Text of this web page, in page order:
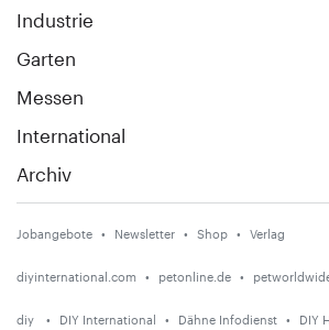
Industrie
Garten
Messen
International
Archiv
Jobangebote Newsletter Shop Verlag
diyinternational.com petonline.de
diy DIY International Dähne Infodienst DIY